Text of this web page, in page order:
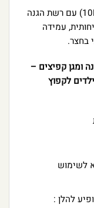
טרמפולינה לילדים חיצונית 3.05 מ׳ (10FT) עם רשת הגנה
עמידה
בחצר.
עם רשת הגנה ומגן קפיצים –
לקפוץ
לשימוש
להלן :